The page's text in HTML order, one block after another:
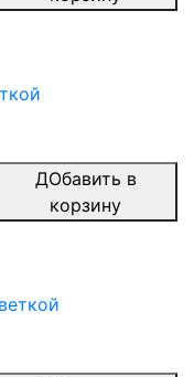
ДОбавить в
корзину